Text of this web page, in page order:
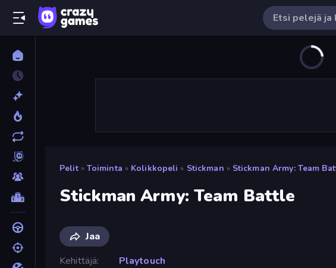
Pelit » Toiminta » Kolikkopeli » Stickman » Stickman Army: Team
Stickman Army: Team Battle
Jaa
Kehittäjä
Playtouch